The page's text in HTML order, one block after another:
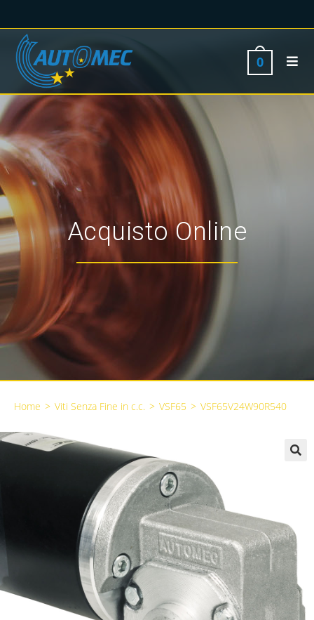
0
Acquisto Online
Home > Viti Senza Fine in c.c. > VSF65 > VSF65V24W90R540